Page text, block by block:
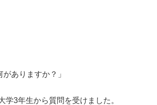
ありますか？」
3年生から質問を受けました。